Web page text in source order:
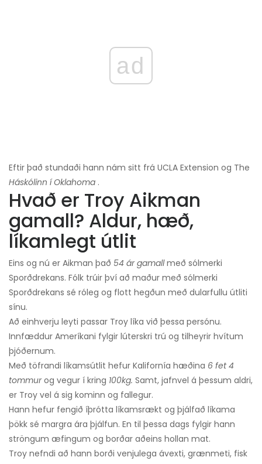
ad
Eftir það stundaði hann nám sitt frá UCLA Extension og The
Háskólinn í Oklahoma .
Hvað er Troy Aikman
gamall? Aldur, hæð,
líkamlegt útlit
Eins og nú er Aikman það 54 ár gamallmeð sólmerki
Sporðdrekans. Fólk trúir því að maður með sólmerki
Sporðdrekans sé róleg og flott hegðun með dularfullu útliti
sínu.
Að einhverju leyti passar Troy líka við þessa persónu.
Innfæddur Ameríkani fylgir lúterskri trú og tilheyrir hvítum
þjóðernum.
Með töfrandi líkamsútlit hefur Kalifornía hæðina 6 fet 4
tommurog vegur í kring 100kg. Samt, jafnvel á þessum aldri,
er Troy vel á sig kominn og fallegur.
Hann hefur fengið íþrótta líkamsrækt og þjálfað líkama
þökk sé margra ára þjálfun. En til þessa dags fylgir hann
ströngum æfingum og borðar aðeins hollan mat.
Troy nefndi að hann borði venjulega ávexti, grænmeti, fisk